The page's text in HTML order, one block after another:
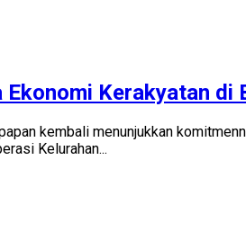
Kerakyatan di
kembali menunjukkan
Kelurahan...